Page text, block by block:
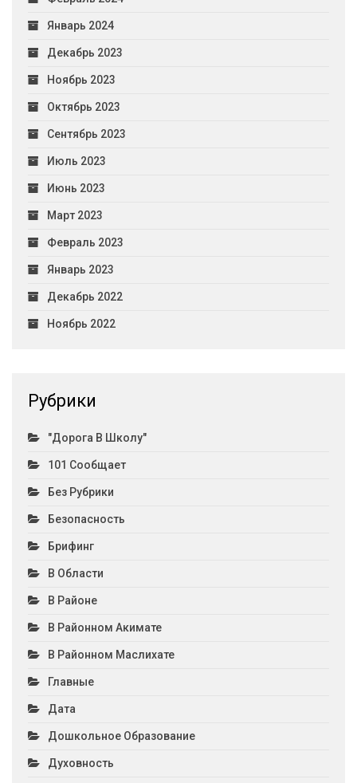
Январь 2024
Декабрь 2023
Ноябрь 2023
Октябрь 2023
Сентябрь 2023
Июль 2023
Июнь 2023
Март 2023
Февраль 2023
Январь 2023
Декабрь 2022
Ноябрь 2022
Рубрики
"Дорога В Школу"
101 Сообщает
Без Рубрики
Безопасность
Брифинг
В Области
В Районе
В Районном Акимате
В Районном Маслихате
Главные
Дата
Дошкольное Образование
Духовность